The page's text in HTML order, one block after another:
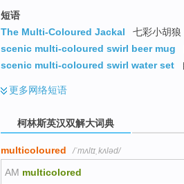
短语
The Multi-Coloured Jackal
七彩小胡狼
scenic multi-coloured swirl beer mug
scenic multi-coloured swirl water set
更多网络短语
柯林斯英汉双解大词典
multicoloured /ˈmʌltɪˌkʌləd/
AM multicolored